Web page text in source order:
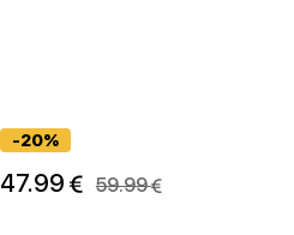
-20%
47.99 59.99